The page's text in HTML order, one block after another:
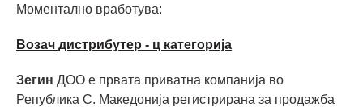
Моментално вработува:
Возач дистрибутер - ц категорија
Зегин ДОО е првата приватна компанија во
Република С. Македонија регистрирана за продажба